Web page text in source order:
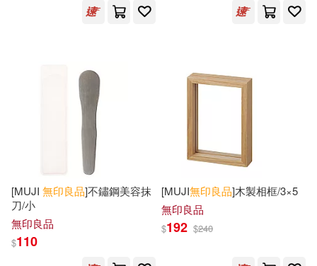
[MUJI 無印良品]不鏽鋼美容抹
刀/小
無印良品
$110
[MUJI無印良品]木製相框/3×5
無印良品
$192 $240